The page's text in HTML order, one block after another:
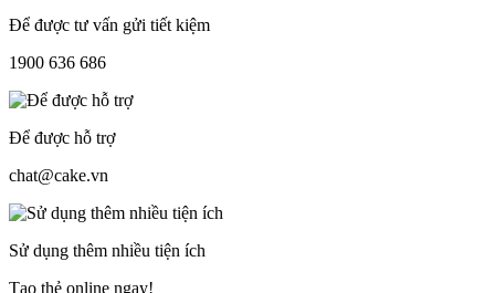
Để được tư vấn gửi tiết kiệm
1900 636 686
Để được hỗ trợ
chat@cake.vn
Sử dụng thêm nhiều tiện ích
Tạo thẻ online ngay!